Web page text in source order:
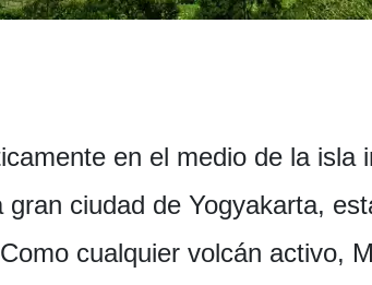
en el medio de la isla
ciudad de Yogyakarta,
cualquier volcán activo,